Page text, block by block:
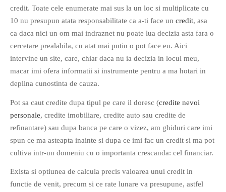
O poveste in care sexul se
confunda cu dragostea,
cinismul cu idealismul si
poezia cu umorul.
credit. Toate cele enumerate mai sus la un loc si multiplicate cu
10 nu presupun atata responsabilitate ca a-ti face un credit, asa
ca daca nici un om mai indraznet nu poate lua decizia asta fara o
cercetare prealabila, cu atat mai putin o pot face eu. Aici
intervine un site, care, chiar daca nu ia decizia in locul meu,
macar imi ofera informatii si instrumente pentru a ma hotari in
deplina cunostinta de cauza.
Pot sa caut credite dupa tipul pe care il doresc (credite nevoi
personale, credite imobiliare, credite auto sau credite de
refinantare) sau dupa banca pe care o vizez, am ghiduri care imi
spun ce ma asteapta inainte si dupa ce imi fac un credit si ma pot
cultiva intr-un domeniu cu o importanta crescanda: cel financiar.
Exista si optiunea de calcula precis valoarea unui credit in
functie de venit, precum si ce rate lunare va presupune, astfel